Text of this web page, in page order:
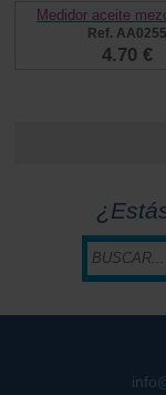
Medidor aceite
Ref. AA0255
4.70 €